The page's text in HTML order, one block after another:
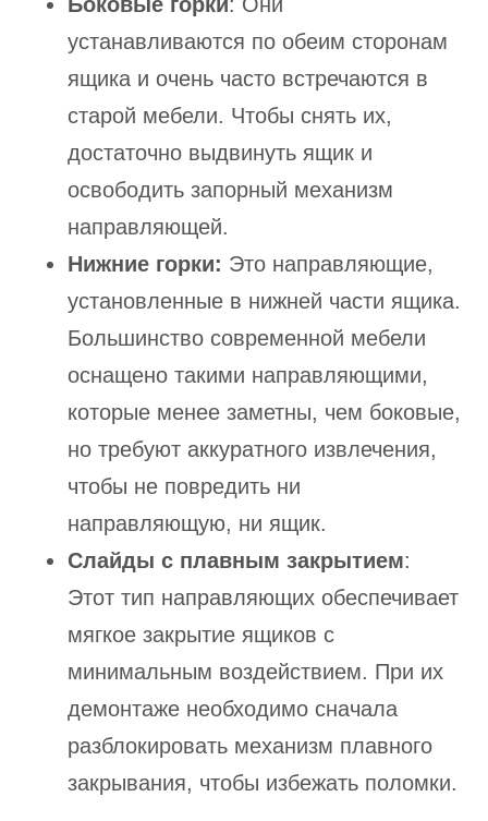
устанавливаются по обеим сторонам
ящика и очень часто встречаются в
старой мебели. Чтобы снять их,
достаточно выдвинуть ящик и
освободить запорный механизм
направляющей.
Нижние горки: Это направляющие,
установленные в нижней части ящика.
Большинство современной мебели
оснащено такими направляющими,
которые менее заметны, чем боковые,
но требуют аккуратного извлечения,
чтобы не повредить ни
направляющую, ни ящик.
Слайды с плавным закрытием:
Этот тип направляющих обеспечивает
мягкое закрытие ящиков с
минимальным воздействием. При их
демонтаже необходимо сначала
разблокировать механизм плавного
закрывания, чтобы избежать поломки.